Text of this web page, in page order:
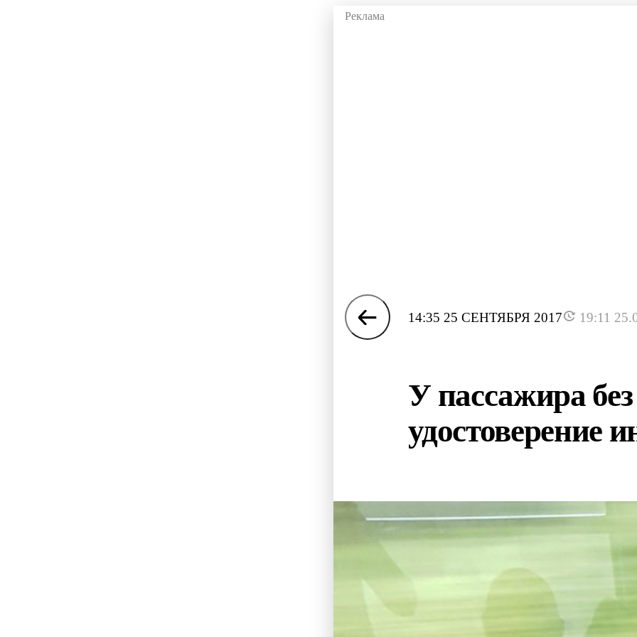
14:35 25 СЕНТЯБРЯ 2017 19:11
У пассажира
удостоверение